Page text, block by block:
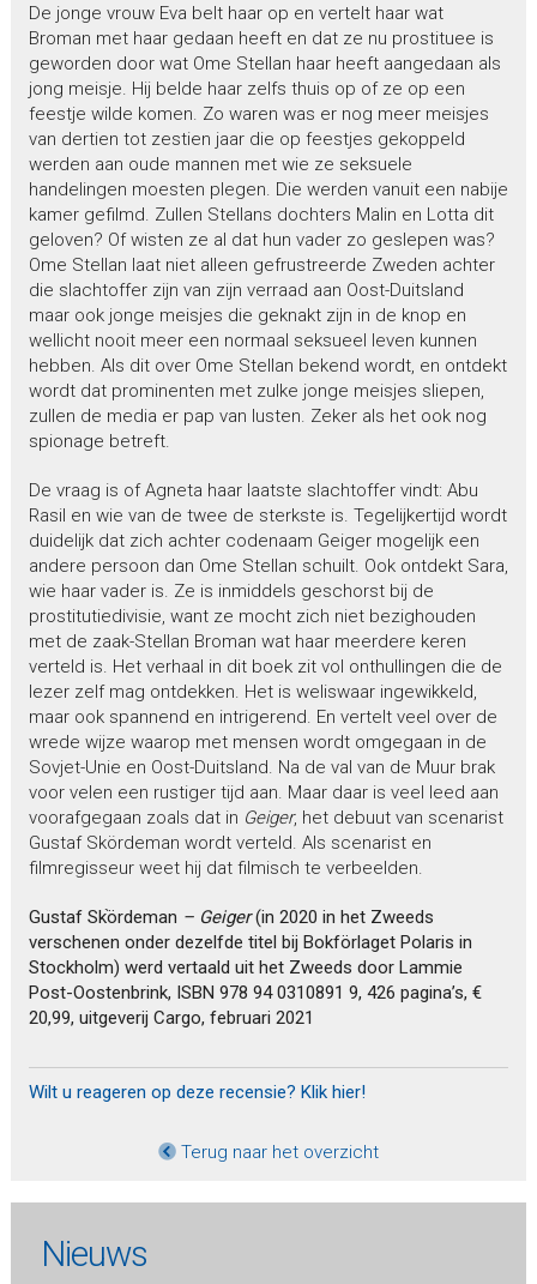
De jonge vrouw Eva belt haar op en vertelt haar wat
Broman met haar gedaan heeft en dat ze nu prostituee is
geworden door wat Ome Stellan haar heeft aangedaan als
jong meisje. Hij belde haar zelfs thuis op of ze op een
feestje wilde komen. Zo waren was er nog meer meisjes
van dertien tot zestien jaar die op feestjes gekoppeld
werden aan oude mannen met wie ze seksuele
handelingen moesten plegen. Die werden vanuit een nabije
kamer gefilmd. Zullen Stellans dochters Malin en Lotta dit
geloven? Of wisten ze al dat hun vader zo geslepen was?
Ome Stellan laat niet alleen gefrustreerde Zweden achter
die slachtoffer zijn van zijn verraad aan Oost-Duitsland
maar ook jonge meisjes die geknakt zijn in de knop en
wellicht nooit meer een normaal seksueel leven kunnen
hebben. Als dit over Ome Stellan bekend wordt, en ontdekt
wordt dat prominenten met zulke jonge meisjes sliepen,
zullen de media er pap van lusten. Zeker als het ook nog
spionage betreft.
De vraag is of Agneta haar laatste slachtoffer vindt: Abu
Rasil en wie van de twee de sterkste is. Tegelijkertijd wordt
duidelijk dat zich achter codenaam Geiger mogelijk een
andere persoon dan Ome Stellan schuilt. Ook ontdekt Sara,
wie haar vader is. Ze is inmiddels geschorst bij de
prostitutiedivisie, want ze mocht zich niet bezighouden
met de zaak-Stellan Broman wat haar meerdere keren
verteld is. Het verhaal in dit boek zit vol onthullingen die de
lezer zelf mag ontdekken. Het is weliswaar ingewikkeld,
maar ook spannend en intrigerend. En vertelt veel over de
wrede wijze waarop met mensen wordt omgegaan in de
Sovjet-Unie en Oost-Duitsland. Na de val van de Muur brak
voor velen een rustiger tijd aan. Maar daar is veel leed aan
voorafgegaan zoals dat in Geiger, het debuut van scenarist
Gustaf Skördeman wordt verteld. Als scenarist en
filmregisseur weet hij dat filmisch te verbeelden.
Gustaf Skördeman – Geiger(in 2020 in het Zweeds
verschenen onder dezelfde titel bij Bokförlaget Polaris in
Stockholm) werd vertaald uit het Zweeds door Lammie
Post-Oostenbrink, ISBN 978 94 0310891 9, 426 pagina’s, €
20,99, uitgeverij Cargo, februari 2021
Wilt u reageren op deze recensie? Klik hier!
Terug naar het overzicht
Nieuws